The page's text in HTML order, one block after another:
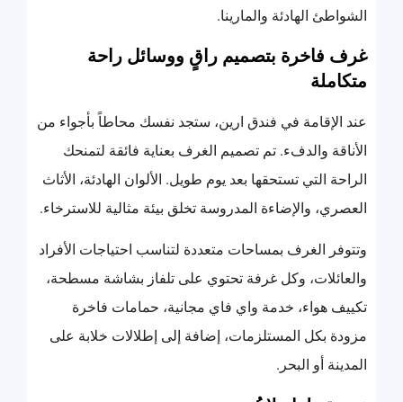
الشواطئ الهادئة والمارينا.
غرف فاخرة بتصميم راقٍ ووسائل راحة
متكاملة
عند الإقامة في فندق ارين، ستجد نفسك محاطاً بأجواء من
الأناقة والدفء. تم تصميم الغرف بعناية فائقة لتمنحك
الراحة التي تستحقها بعد يوم طويل. الألوان الهادئة، الأثاث
العصري، والإضاءة المدروسة تخلق بيئة مثالية للاسترخاء.
وتتوفر الغرف بمساحات متعددة لتناسب احتياجات الأفراد
والعائلات، وكل غرفة تحتوي على تلفاز بشاشة مسطحة،
تكييف هواء، خدمة واي فاي مجانية، حمامات فاخرة
مزودة بكل المستلزمات، إضافة إلى إطلالات خلابة على
المدينة أو البحر.